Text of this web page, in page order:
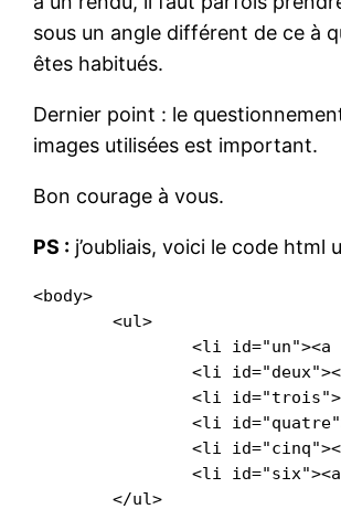
sous un angle différent de ce à
êtes habitués.
Dernier point : le
images utilisées est important.
Bon courage à vous.
PS : j’oubliais, voici le code html
<body>
	<ul>
		<li id="un"><a href="#">1</a></li>
		<li id="deux"><a href="#">2</a></li>
		<li id="trois"><a href="#">3</a></li>
		<li id="quatre"><a href="#">4</a></li>
		<li id="cinq"><a href="#">5</a></li>
		<li id="six"><a href="#">5</a></li>
	</ul>